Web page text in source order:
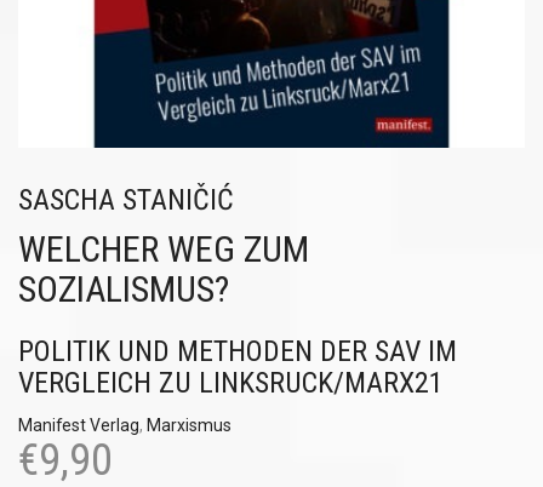
SASCHA STANIČIĆ
WELCHER WEG ZUM
SOZIALISMUS?
POLITIK UND METHODEN DER SAV IM
VERGLEICH ZU LINKSRUCK/MARX21
Manifest Verlag, Marxismus
€9,90